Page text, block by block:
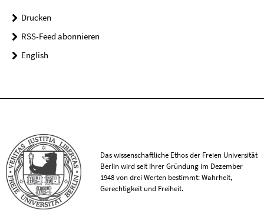
Drucken
RSS-Feed abonnieren
English
Das wissenschaftliche Ethos der Freien Universität
Berlin wird seit ihrer Gründung im Dezember
1948 von drei Werten bestimmt: Wahrheit,
Gerechtigkeit und Freiheit.